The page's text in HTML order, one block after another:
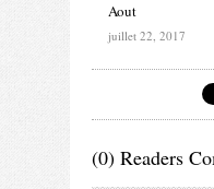
Aout
juillet 22, 2017
(0) Readers